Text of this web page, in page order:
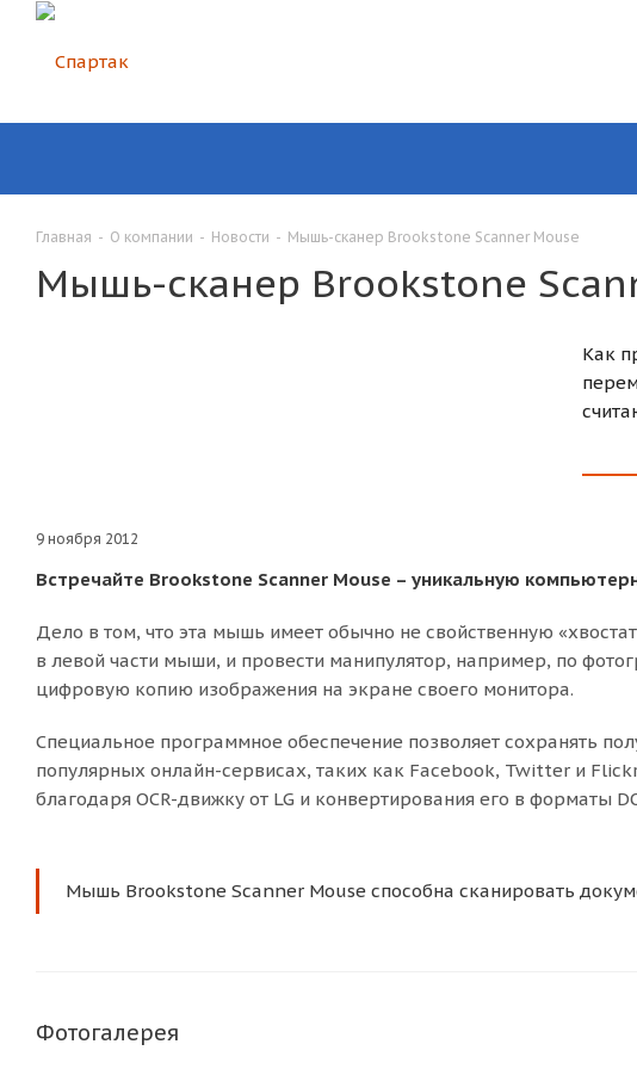
Главная - О компании - Новости - Мышь-сканер Brookstone Scanner Mouse
Мышь-сканер Brookstone
Как
9 ноября 2012
Встречайте Brookstone Scanner Mouse – уникальную
Дело в том, что эта мышь имеет обычно не свойственную
в левой части мыши, и провести манипулятор, например, по
цифровую копию изображения на экране своего монитора.
Специальное программное обеспечение позволяет сохранять
популярных онлайн-сервисах, таких как Facebook, Twitter и
благодаря OCR-движку от LG и конвертирования его в форматы
Мышь Brookstone Scanner Mouse способна сканировать
Фотогалерея